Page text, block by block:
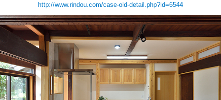
http://www.rindou.com/case-old-detail.php?id=6544